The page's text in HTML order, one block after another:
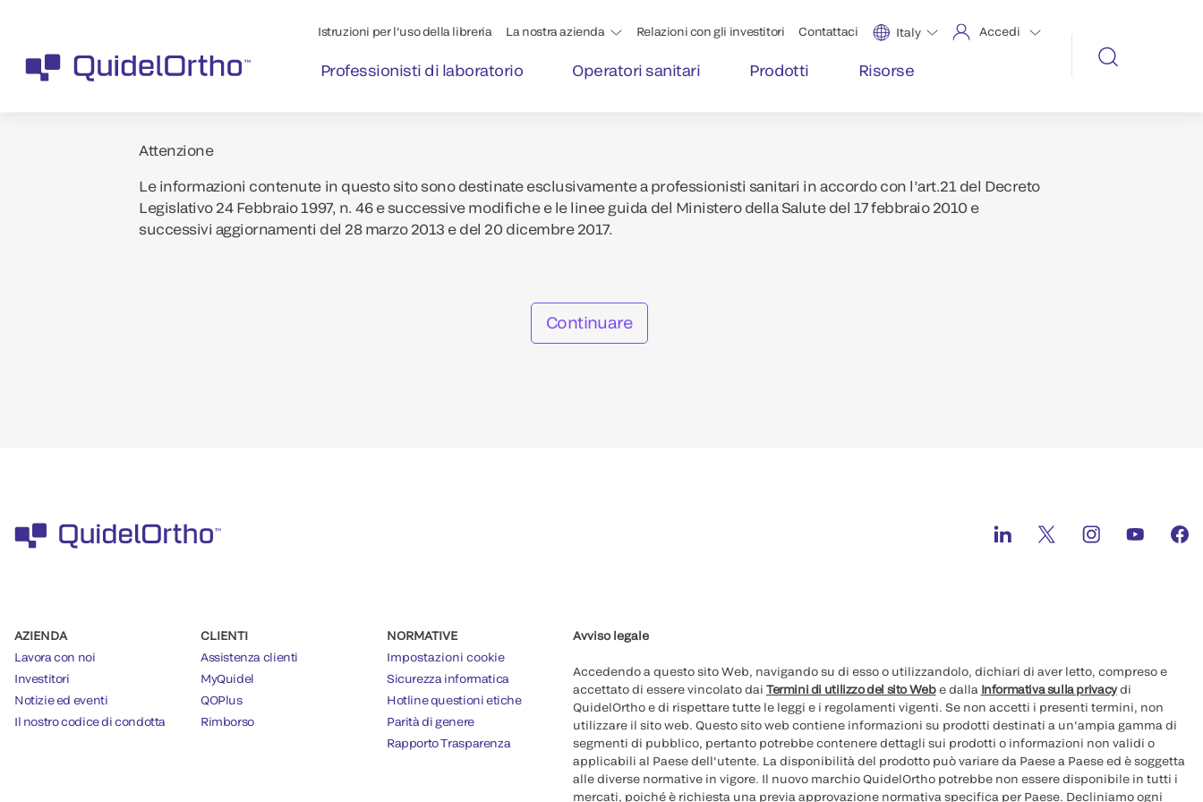
Istruzioni per l'uso della libreria La nostra azienda Relazioni con gli investitori Contattaci Italy Accedi
Professionisti di laboratorio Operatori sanitari Prodotti Risorse
Attenzione
Le informazioni contenute in questo sito sono destinate esclusivamente a professionisti sanitari in accordo con l’art.21 del Decreto
Legislativo 24 Febbraio 1997, n. 46 e successive modifiche e le linee guida del Ministero della Salute del 17 febbraio 2010 e
successivi aggiornamenti del 28 marzo 2013 e del 20 dicembre 2017.
Continuare
AZIENDA
Lavora con noi
Investitori
Notizie ed eventi
Il nostro codice di condotta
CLIENTI
Assistenza clienti
MyQuidel
QOPlus
Rimborso
NORMATIVE
Impostazioni cookie
Sicurezza informatica
Hotline questioni etiche
Parità di genere
Rapporto Trasparenza
Avviso legale
Accedendo a questo sito Web, navigando su di esso o utilizzandolo, dichiari di aver letto, compreso e
accettato di essere vincolato dai Termini di utilizzo del sito Webe dalla Informativa sulla privacydi
QuidelOrtho e di rispettare tutte le leggi e i regolamenti vigenti. Se non accetti i presenti termini, non
utilizzare il sito web. Questo sito web contiene informazioni su prodotti destinati a un'ampia gamma di
segmenti di pubblico, pertanto potrebbe contenere dettagli sui prodotti o informazioni non validi o
applicabili al Paese dell'utente. La disponibilità del prodotto può variare da Paese a Paese ed è soggetta
alle diverse normative in vigore. Il nuovo marchio QuidelOrtho potrebbe non essere disponibile in tutti i
mercati, poiché è richiesta una previa approvazione normativa specifica per Paese. Decliniamo ogni